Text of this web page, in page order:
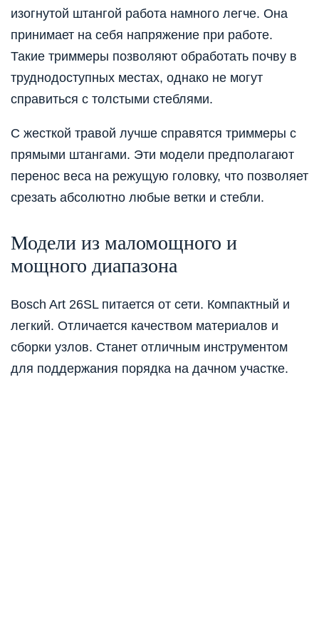
изогнутой штангой работа намного легче. Она
принимает на себя напряжение при работе.
Такие триммеры позволяют обработать почву в
труднодоступных местах, однако не могут
справиться с толстыми стеблями.
С жесткой травой лучше справятся триммеры с
прямыми штангами. Эти модели предполагают
перенос веса на режущую головку, что позволяет
срезать абсолютно любые ветки и стебли.
Модели из маломощного и
мощного диапазона
Bosch Art 26SL питается от сети. Компактный и
легкий. Отличается качеством материалов и
сборки узлов. Станет отличным инструментом
для поддержания порядка на дачном участке.